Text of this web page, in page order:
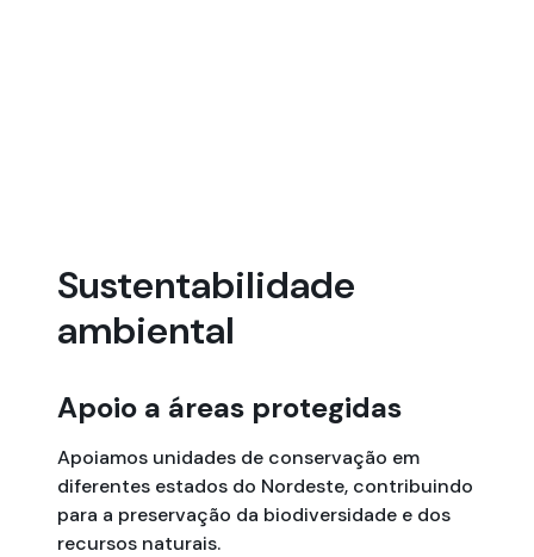
Sustentabilidade
ambiental
Apoio a áreas protegidas
Apoiamos unidades de conservação em
diferentes estados do Nordeste, contribuindo
para a preservação da biodiversidade e dos
recursos naturais.